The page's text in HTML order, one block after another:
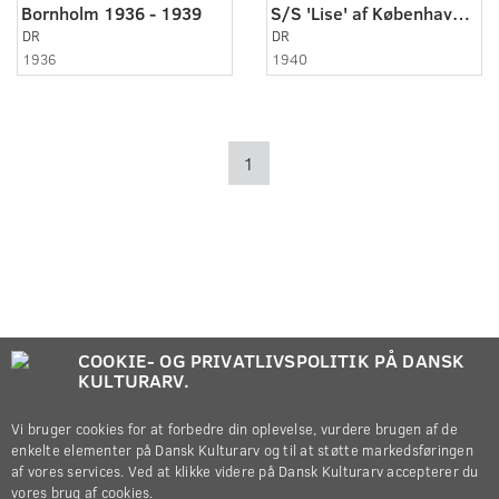
Bornholm 1936 - 1939
DR
1936
S/S 'Lise' af København sunket
DR
1940
1
COOKIE- OG PRIVATLIVSPOLITIK PÅ DANSK
KULTURARV.
Vi bruger cookies for at forbedre din oplevelse, vurdere brugen af de
enkelte elementer på Dansk Kulturarv og til at støtte markedsføringen
af vores services. Ved at klikke videre på Dansk Kulturarv accepterer du
vores brug af cookies.